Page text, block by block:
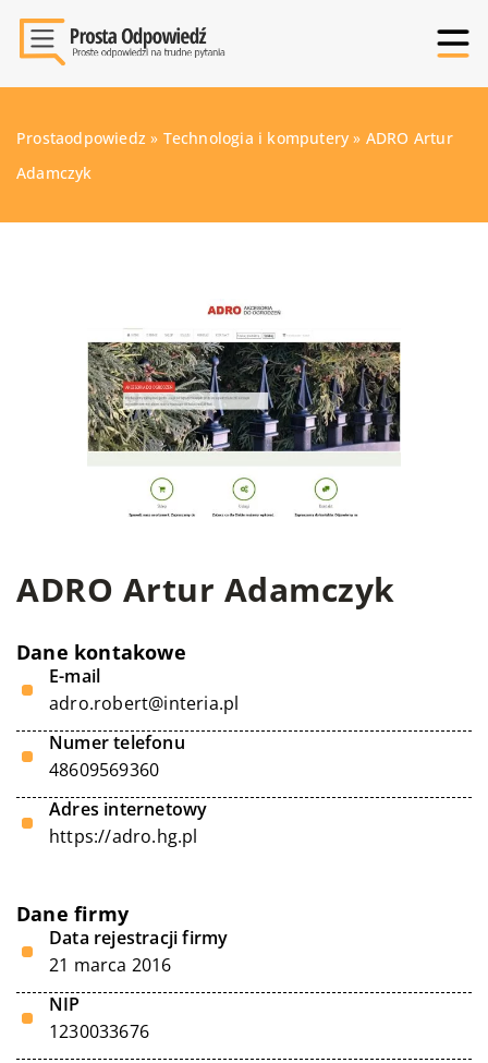
Prostaodpowiedz » Technologia i komputery » ADRO Artur
Adamczyk
ADRO Artur Adamczyk
Dane kontakowe
E-mail
adro.robert@interia.pl
Numer telefonu
48609569360
Adres internetowy
https://adro.hg.pl
Dane firmy
Data rejestracji firmy
21 marca 2016
NIP
1230033676